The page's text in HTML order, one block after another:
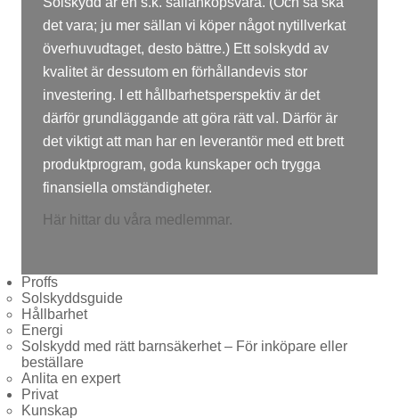
det vara; ju mer sällan vi köper något nytillverkat
överhuvudtaget, desto bättre.) Ett solskydd av
kvalitet är dessutom en förhållandevis stor
investering. I ett hållbarhetsperspektiv är det
därför grundläggande att göra rätt val. Därför är
det viktigt att man har en leverantör med ett brett
produktprogram, goda kunskaper och trygga
finansiella omständigheter.
Här hittar du våra medlemmar.
Proffs
Solskyddsguide
Hållbarhet
Energi
Solskydd med rätt barnsäkerhet – För inköpare eller
beställare
Anlita en expert
Privat
Kunskap